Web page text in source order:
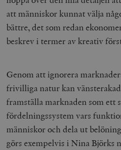
att människor kunnat välja
bättre, det som redan
beskrev i termer av kreativ
Genom att ignorera
frivilliga natur kan
framställa marknaden som ett
fördelningssystem vars
människor och dela ut
görs exempelvis i Nina Björks